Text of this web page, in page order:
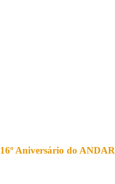
16º Aniversário do ANDAR